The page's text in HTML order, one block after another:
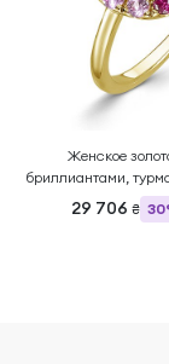
Женское
бриллиантами,
сапфирами
29 706 ₴